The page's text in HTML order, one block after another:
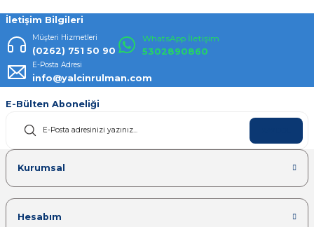
İletişim Bilgileri
Müşteri Hizmetleri
(0262) 751 50 90
WhatsApp İletişim
5302890860
E-Posta Adresi
info@yalcinrulman.com
E-Bülten Aboneliği
Kurumsal
Hesabım